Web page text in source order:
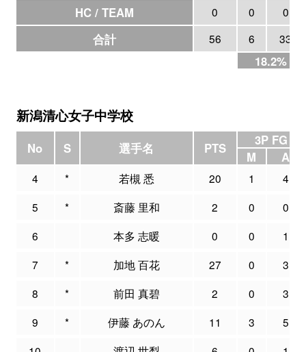
HC / TEAM 0 0 0
合計 56 6 33
18.2%
新潟清心女子中学校
No S 選手名 PTS
3P FG
M
A
4 * 若槻 悉 20 1
4
5
* 斎藤 里和 2 0
0
6
本多 志暖 0 0
1
7
* 加地 百花 27 0
3
8
* 前田 真碧 2 0
3
9
* 伊藤 あのん 11 3
5